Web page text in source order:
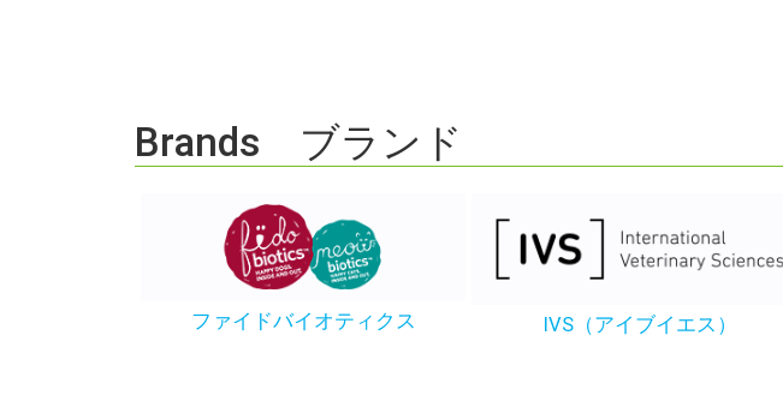
Brands ブランド
ファイドバイオティクス IVS（アイブイエス）